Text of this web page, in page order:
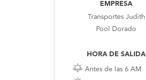
EMPRESA
Transportes Judith
Pool Dorado
HORA DE SALIDA
Antes de las 6 AM